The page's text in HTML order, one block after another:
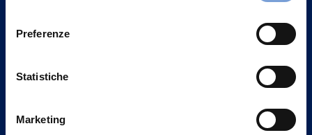
Preferenze
Statistiche
Marketing